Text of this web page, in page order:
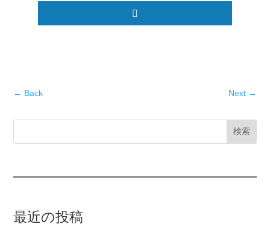
← Back Next→
検索
最近の投稿